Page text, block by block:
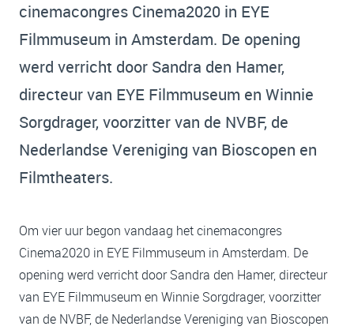
cinemacongres Cinema2020 in EYE
Filmmuseum in Amsterdam. De opening
werd verricht door Sandra den Hamer,
directeur van EYE Filmmuseum en Winnie
Sorgdrager, voorzitter van de NVBF, de
Nederlandse Vereniging van Bioscopen en
Filmtheaters.
Om vier uur begon vandaag het cinemacongres
Cinema2020 in EYE Filmmuseum in Amsterdam. De
opening werd verricht door Sandra den Hamer, directeur
van EYE Filmmuseum en Winnie Sorgdrager, voorzitter
van de NVBF, de Nederlandse Vereniging van Bioscopen